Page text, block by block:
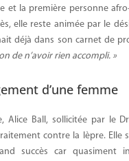
et la première personne
elle reste animée par le
déjà dans son carnet de
de n’avoir rien accompli. »
d’une femme
Alice Ball, sollicitée par le
contre la lèpre. Elle
succès car quasiment